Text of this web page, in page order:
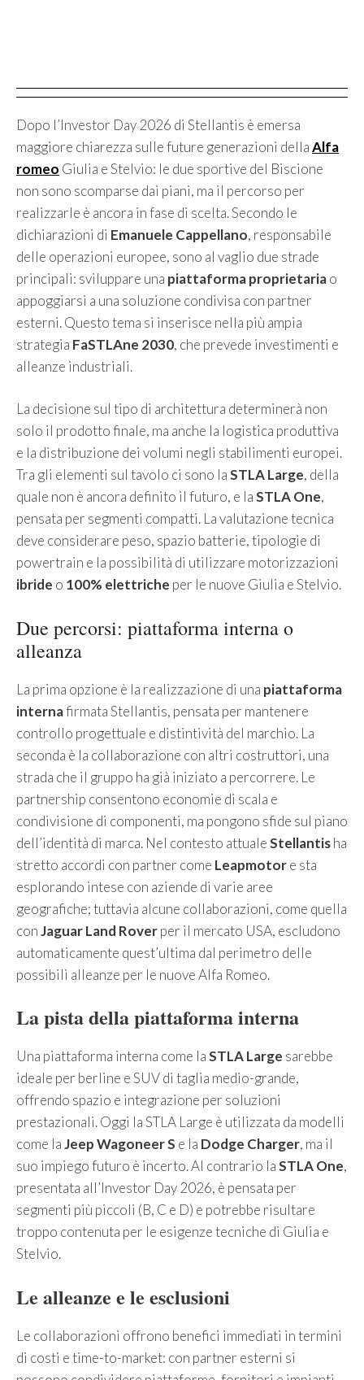
Dopo l’Investor Day 2026 di Stellantis è emersa
maggiore chiarezza sulle future generazioni dellaAlfa
romeo Giulia e Stelvio: le due sportive del Biscione
non sono scomparse dai piani, ma il percorso per
realizzarle è ancora in fase di scelta. Secondo le
dichiarazioni di Emanuele Cappellano, responsabile
delle operazioni europee, sono al vaglio due strade
principali: sviluppare una piattaforma proprietariao
appoggiarsi a una soluzione condivisa con partner
esterni. Questo tema si inserisce nella più ampia
strategia FaSTLAne 2030, che prevede investimenti e
alleanze industriali.
La decisione sul tipo di architettura determinerà non
solo il prodotto finale, ma anche la logistica produttiva
e la distribuzione dei volumi negli stabilimenti europei.
Tra gli elementi sul tavolo ci sono laSTLA Large, della
quale non è ancora definito il futuro, e laSTLA One,
pensata per segmenti compatti. La valutazione tecnica
deve considerare peso, spazio batterie, tipologie di
powertrain e la possibilità di utilizzare motorizzazioni
ibride o 100% elettriche per le nuove Giulia e Stelvio.
Due percorsi: piattaforma interna o
alleanza
La prima opzione è la realizzazione di una piattaforma
internafirmata Stellantis, pensata per mantenere
controllo progettuale e distintività del marchio. La
seconda è la collaborazione con altri costruttori, una
strada che il gruppo ha già iniziato a percorrere. Le
partnership consentono economie di scala e
condivisione di componenti, ma pongono sfide sul piano
dell’identità di marca. Nel contesto attualeStellantisha
stretto accordi con partner come Leapmotore sta
esplorando intese con aziende di varie aree
geografiche; tuttavia alcune collaborazioni, come quella
conJaguar Land Roverper il mercato USA, escludono
automaticamente quest’ultima dal perimetro delle
possibili alleanze per le nuove Alfa Romeo.
La pista della piattaforma interna
Una piattaforma interna come laSTLA Large sarebbe
ideale per berline e SUV di taglia medio-grande,
offrendo spazio e integrazione per soluzioni
prestazionali. Oggi la STLA Large è utilizzata da modelli
come laJeep Wagoneer S e la Dodge Charger, ma il
suo impiego futuro è incerto. Al contrario laSTLA One,
presentata all’Investor Day 2026, è pensata per
segmenti più piccoli (B, C e D) e potrebbe risultare
troppo contenuta per le esigenze tecniche di Giulia e
Stelvio.
Le alleanze e le esclusioni
Le collaborazioni offrono benefici immediati in termini
di costi e time-to-market: con partner esterni si